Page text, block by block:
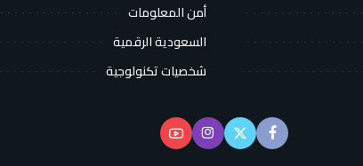
أمن المعلومات
السعودية الرقمية
شخصيات تكنولوجية